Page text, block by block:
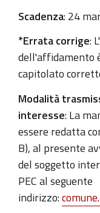
Scadenza: 24
*Errata corrige:
dell'affidamento
capitolato
Modalità
interesse: La
essere redatta
B), al presente
del soggetto
PEC al seguente
indirizzo: